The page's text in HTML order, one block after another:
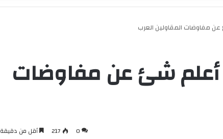
مفاوضات المقاولين العرب
شئ عن مفاوضات
0
217 أقل من دقيقة